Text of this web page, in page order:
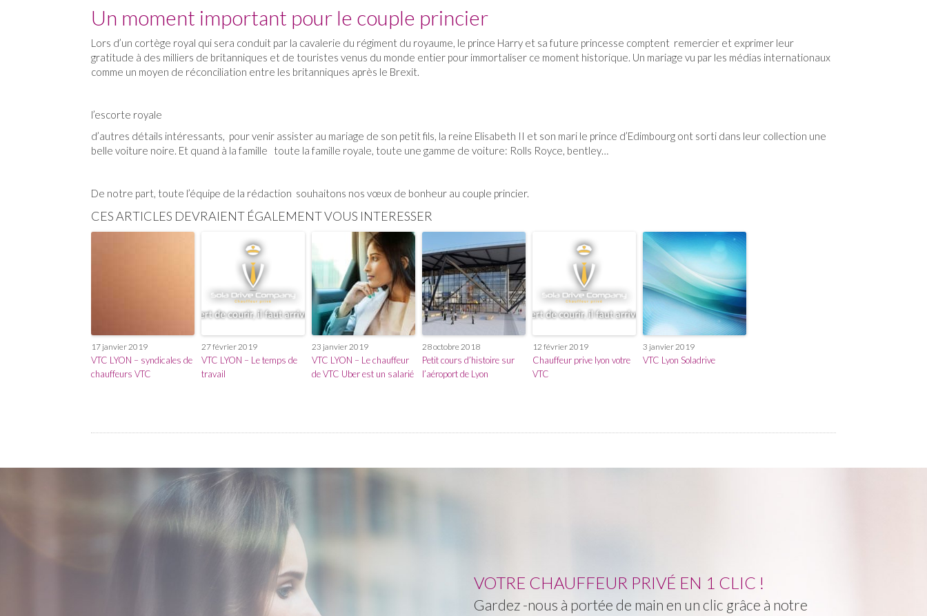
Un moment important pour le couple princier
Lors d’un cortège royal qui sera conduit par la cavalerie du régiment du royaume, le prince Harry et sa future princesse comptent remercier et exprimer leur
gratitude à des milliers de britanniques et de touristes venus du monde entier pour immortaliser ce moment historique. Un mariage vu par les médias internationaux
comme un moyen de réconciliation entre les britanniques après le Brexit.
l’escorte royale
d’autres détails intéressants, pour venir assister au mariage de son petit fils, la reine Elisabeth II et son mari le prince d’Edimbourg ont sorti dans leur collection une
belle voiture noire. Et quand à la famille toute la famille royale, toute une gamme de voiture: Rolls Royce, bentley…
De notre part, toute l’équipe de la rédaction souhaitons nos vœux de bonheur au couple princier.
CES ARTICLES DEVRAIENT ÉGALEMENT VOUS INTERESSER
17 janvier 2019
VTC LYON – syndicales de
chauffeurs VTC
27 février 2019
VTC LYON – Le temps de
travail
23 janvier 2019
VTC LYON – Le chauffeur
de VTC Uber est un salarié
28 octobre 2018
Petit cours d’histoire sur
l’aéroport de Lyon
12 février 2019
Chauffeur prive lyon votre
VTC
3 janvier 2019
VTC Lyon Soladrive
VOTRE CHAUFFEUR PRIVÉ EN 1 CLIC !
Gardez -nous à portée de main en un clic grâce à notre